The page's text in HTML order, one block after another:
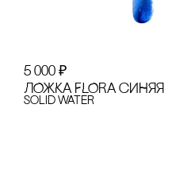
5 000 ₽
ЛОЖКА FLORA сИНЯЯ
Solid Water